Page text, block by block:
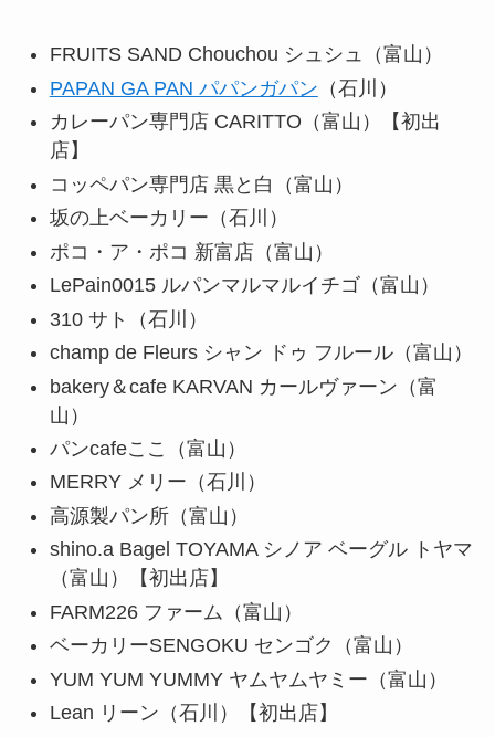
FRUITS SAND Chouchou シュシュ（富山）
PAPAN GA PAN パパンガパン （石川）
カレーパン専門店 CARITTO（富山）【初出
店】
コッペパン専門店 黒と白（富山）
坂の上ベーカリー（石川）
ポコ・ア・ポコ 新富店（富山）
LePain0015 ルパンマルマルイチゴ（富山）
310 サト（石川）
champ de Fleurs シャン ドゥ フルール（富山）
bakery＆cafe KARVAN カールヴァーン（富
山）
パンcafeここ（富山）
MERRY メリー（石川）
高源製パン所（富山）
shino.a Bagel TOYAMA シノア ベーグル トヤマ
（富山）【初出店】
FARM226 ファーム（富山）
ベーカリーSENGOKU センゴク（富山）
YUM YUM YUMMY ヤムヤムヤミー（富山）
Lean リーン（石川）【初出店】